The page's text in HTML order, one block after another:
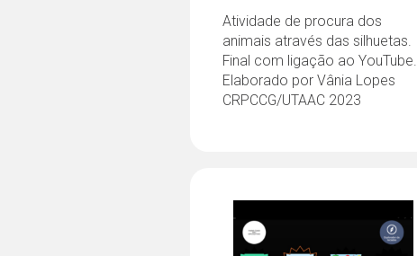
Atividade de procura dos
animais através das silhuetas.
Final com ligação ao YouTube.
Elaborado por Vânia Lopes
CRPCCG/UTAAC 2023